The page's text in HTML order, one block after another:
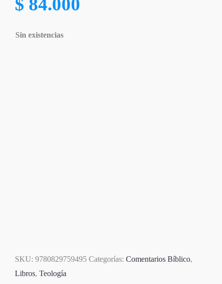
$ 84.000
Sin existencias
SKU: 9780829759495 Categorías: Comentarios Bíblico,
Libros, Teología